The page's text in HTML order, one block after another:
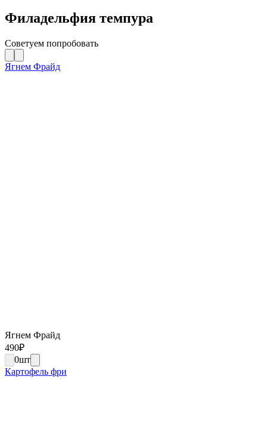
Филадельфия темпура
Советуем попробовать
Ягнем Фрайд
Ягнем Фрайд
490₽
0шт
Картофель фри